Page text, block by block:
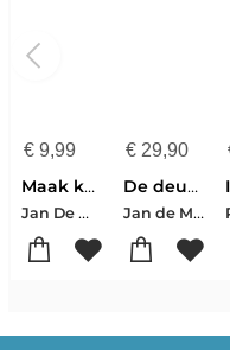
€9,99
Maak kennis met Laozi
Jan De Meyer
€29,90
De deugd en de weg
Jan de Meyer